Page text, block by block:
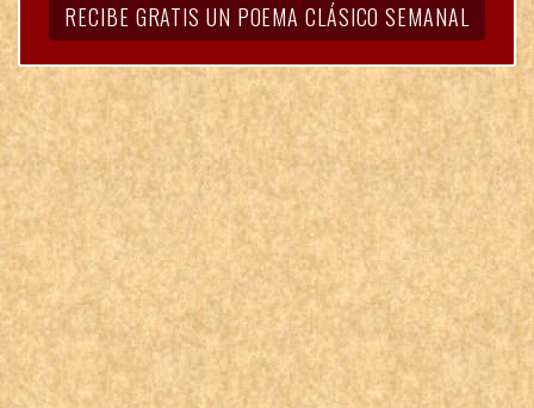
RECIBE GRATIS UN POEMA CLÁSICO SEMANAL